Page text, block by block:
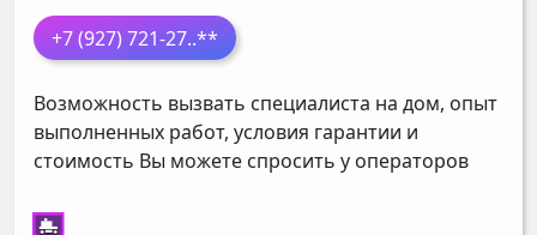
+7 (927) 721-27..**
Возможность вызвать специалиста на дом, опыт
выполненных работ, условия гарантии и
стоимость Вы можете спросить у операторов